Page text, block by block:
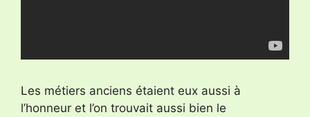
Les métiers anciens étaient eux aussi à
l’honneur et l’on trouvait aussi bien le